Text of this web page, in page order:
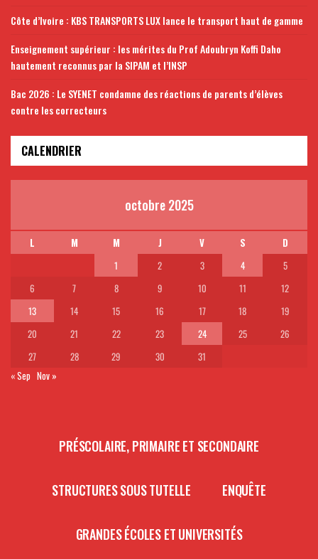
Côte d’Ivoire : KBS TRANSPORTS LUX lance le transport haut de gamme
Enseignement supérieur : les mérites du Prof Adoubryn Koffi Daho
hautement reconnus par la SIPAM et l’INSP
Bac 2026 : Le SYENET condamne des réactions de parents d’élèves
contre les correcteurs
CALENDRIER
octobre 2025
L M M J V S
D
1
2 3 4
5
6
7 8 9 10 11
12
13
14 15 16 17 18
19
20
21 22 23 24 25
26
27
28 29 30
31
« Sep Nov »
PRÉSCOLAIRE, PRIMAIRE ET SECONDAIRE
STRUCTURES SOUS TUTELLE ENQUÊTE
GRANDES ÉCOLES ET UNIVERSITÉS